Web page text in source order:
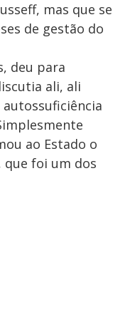
mas que se
de gestão do
deu para
ali, ali
ao Estado o
que foi um dos